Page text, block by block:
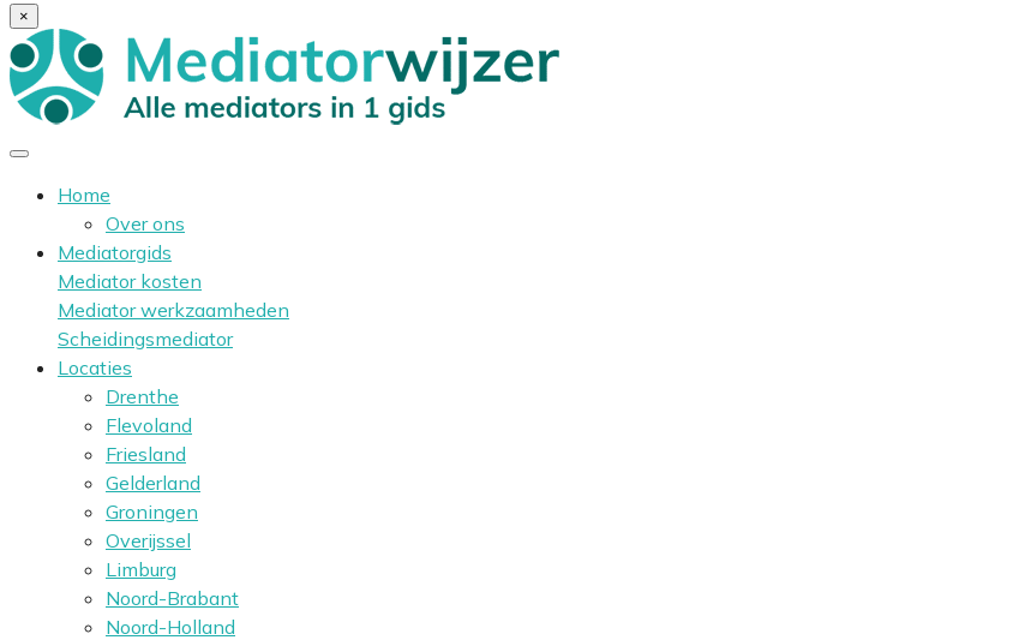
×
Home
Over ons
Mediatorgids
Mediator kosten
Mediator werkzaamheden
Scheidingsmediator
Locaties
Drenthe
Flevoland
Friesland
Gelderland
Groningen
Overijssel
Limburg
Noord-Brabant
Noord-Holland